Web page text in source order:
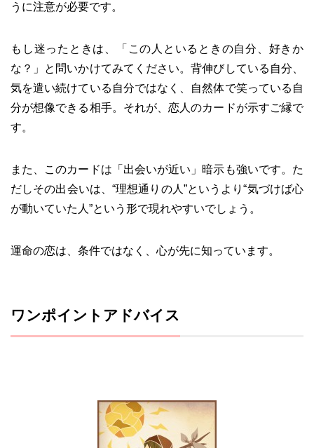
うに注意が必要です。
もし迷ったときは、「この人といるときの自分、好きか
な？」と問いかけてみてください。背伸びしている自分、
気を遣い続けている自分ではなく、自然体で笑っている自
分が想像できる相手。それが、恋人のカードが示すご縁で
す。
また、このカードは「出会いが近い」暗示も強いです。た
だしその出会いは、“理想通りの人”というより“気づけば心
が動いていた人”という形で現れやすいでしょう。
運命の恋は、条件ではなく、心が先に知っています。
ワンポイントアドバイス